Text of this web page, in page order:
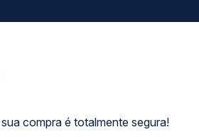
compra é totalmente segura!